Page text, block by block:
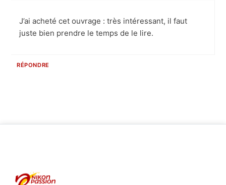
J’ai acheté cet ouvrage : très intéressant, il faut
juste bien prendre le temps de le lire.
RÉPONDRE